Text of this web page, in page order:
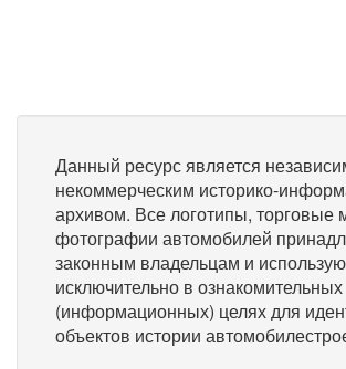
Данный ресурс является
некоммерческим историко-
архивом. Все логотипы, торговые
фотографии автомобилей
законным владельцам и
исключительно в ознакомительных
(информационных) целях для
объектов истории